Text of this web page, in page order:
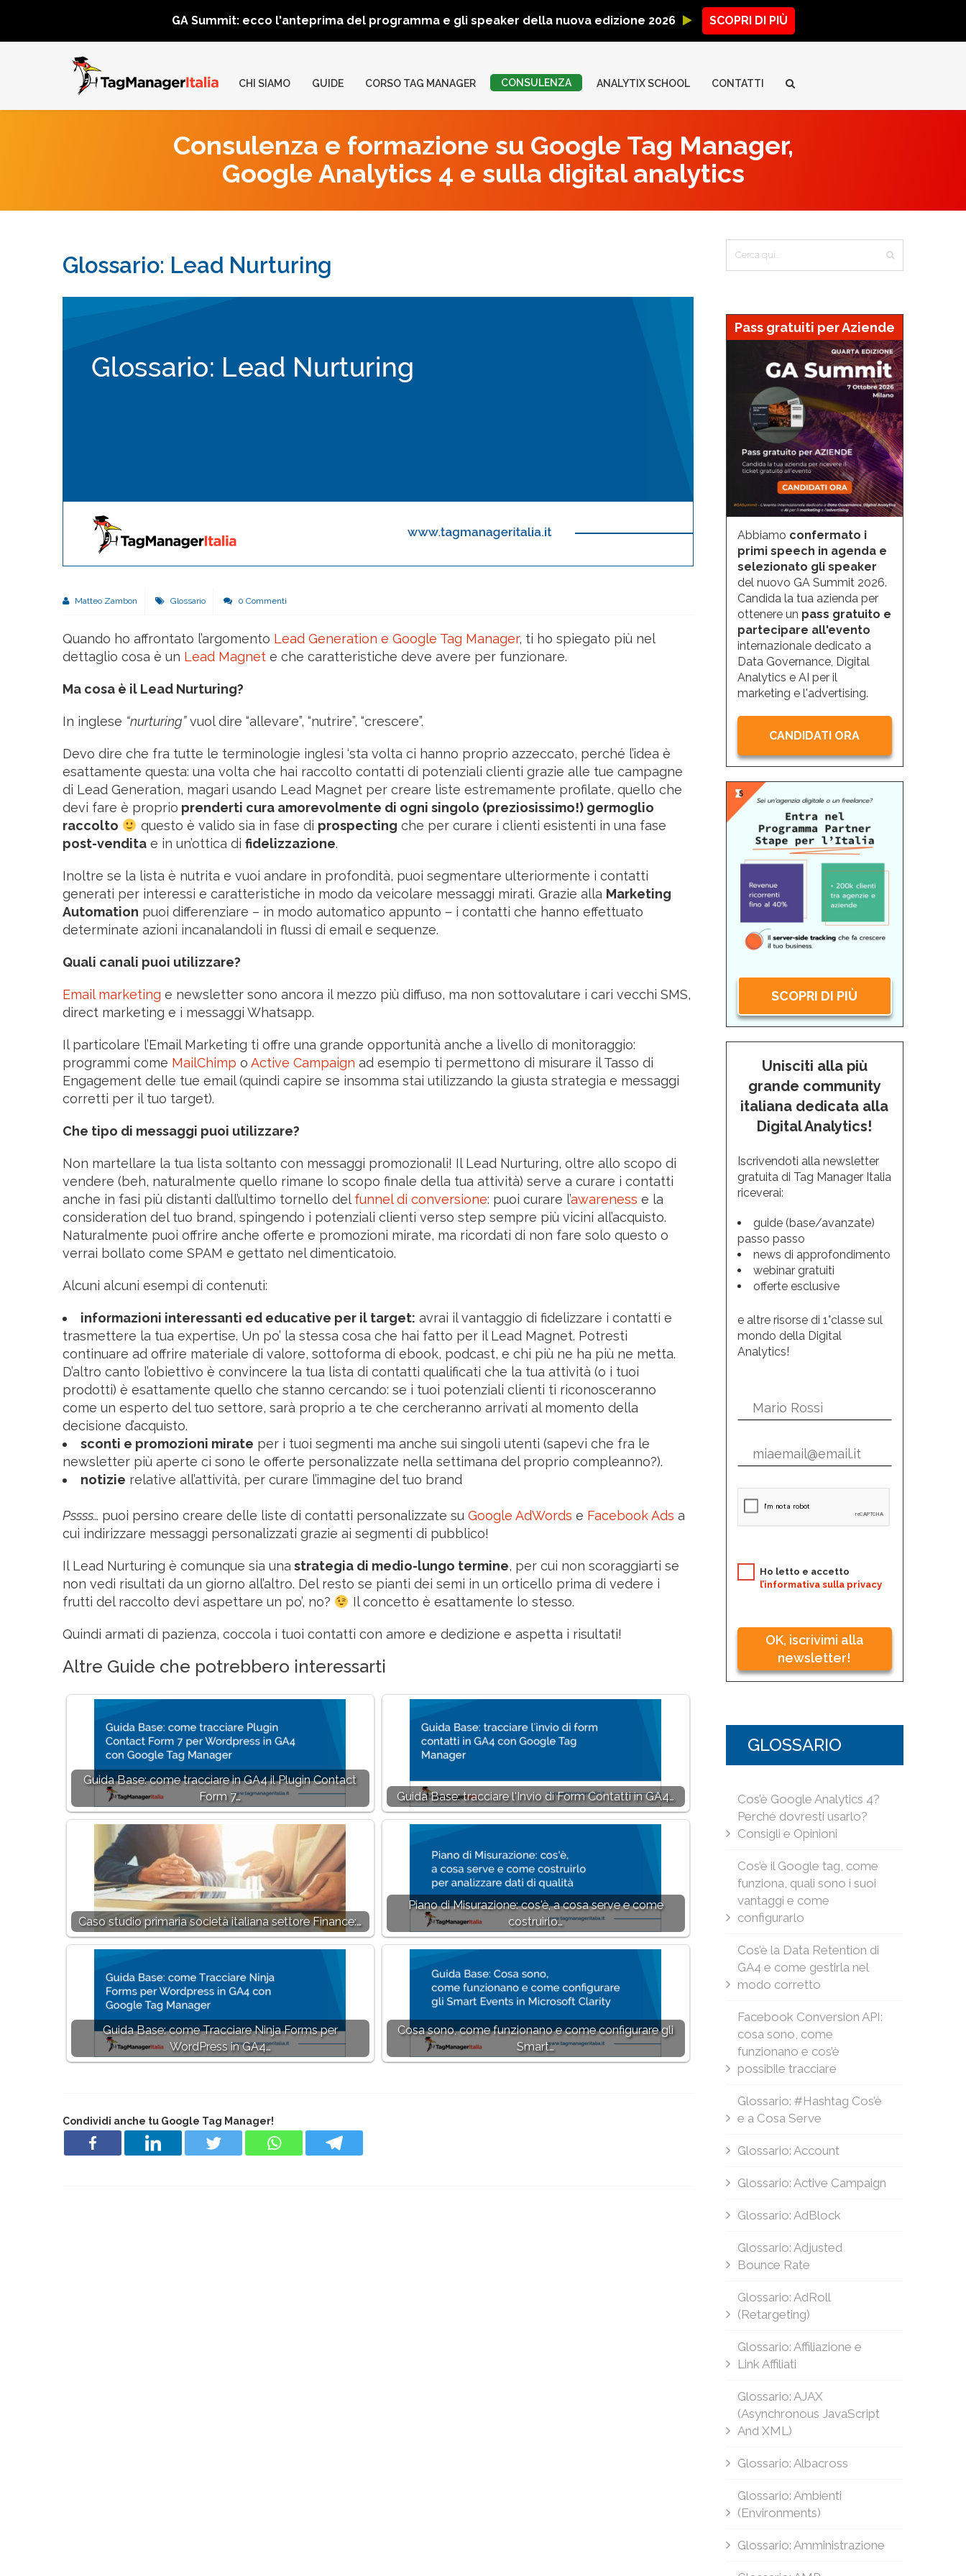
GA Summit: ecco l'anteprima del programma e gli speaker della nuova edizione 2026 SCOPRI DI PIÙ
CHI SIAMO GUIDE CORSO TAG MANAGER CONSULENZA ANALYTIX SCHOOL CONTATTI
Consulenza e formazione su Google Tag Manager,
Google Analytics 4 e sulla digital analytics
Glossario: Lead Nurturing
Matteo Zambon Glossario 0 Commenti
Quando ho affrontato l’argomento Lead Generation e Google Tag Manager, ti ho spiegato più nel
dettaglio cosa è un Lead Magnet e che caratteristiche deve avere per funzionare.
Ma cosa è il Lead Nurturing?
In inglese “nurturing”vuol dire “allevare”, “nutrire”, “crescere”.
Devo dire che fra tutte le terminologie inglesi ‘sta volta ci hanno proprio azzeccato, perché l’idea è
esattamente questa: una volta che hai raccolto contatti di potenziali clienti grazie alle tue campagne
di Lead Generation, magari usando Lead Magnet per creare liste estremamente profilate, quello che
devi fare è proprio prenderti cura amorevolmente di ogni singolo (preziosissimo!) germoglio
raccolto
questo è valido sia in fase di prospecting che per curare i clienti esistenti in una fase
post-vendita e in un’ottica di fidelizzazione.
Inoltre se la lista è nutrita e vuoi andare in profondità, puoi segmentare ulteriormente i contatti
generati per interessi e caratteristiche in modo da veicolare messaggi mirati. Grazie alla Marketing
Automation puoi differenziare – in modo automatico appunto – i contatti che hanno effettuato
determinate azioni incanalandoli in flussi di email e sequenze.
Quali canali puoi utilizzare?
Email marketing e newsletter sono ancora il mezzo più diffuso, ma non sottovalutare i cari vecchi SMS,
direct marketing e i messaggi Whatsapp.
Il particolare l’Email Marketing ti offre una grande opportunità anche a livello di monitoraggio:
programmi come MailChimp o Active Campaign ad esempio ti permettono di misurare il Tasso di
Engagement delle tue email (quindi capire se insomma stai utilizzando la giusta strategia e messaggi
corretti per il tuo target).
Che tipo di messaggi puoi utilizzare?
Non martellare la tua lista soltanto con messaggi promozionali! Il Lead Nurturing, oltre allo scopo di
vendere (beh, naturalmente quello rimane lo scopo finale della tua attività) serve a curare i contatti
anche in fasi più distanti dall’ultimo tornello del funnel di conversione: puoi curare l’awareness e la
consideration del tuo brand, spingendo i potenziali clienti verso step sempre più vicini all’acquisto.
Naturalmente puoi offrire anche offerte e promozioni mirate, ma ricordati di non fare solo questo o
verrai bollato come SPAM e gettato nel dimenticatoio.
Alcuni alcuni esempi di contenuti:
informazioni interessanti ed educative per il target: avrai il vantaggio di fidelizzare i contatti e
trasmettere la tua expertise. Un po’ la stessa cosa che hai fatto per il Lead Magnet. Potresti
continuare ad offrire materiale di valore, sottoforma di ebook, podcast, e chi più ne ha più ne metta.
D’altro canto l’obiettivo è convincere la tua lista di contatti qualificati che la tua attività (o i tuoi
prodotti) è esattamente quello che stanno cercando: se i tuoi potenziali clienti ti riconosceranno
come un esperto del tuo settore, sarà proprio a te che cercheranno arrivati al momento della
decisione d’acquisto.
sconti e promozioni mirate per i tuoi segmenti ma anche sui singoli utenti (sapevi che fra le
newsletter più aperte ci sono le offerte personalizzate nella settimana del proprio compleanno?).
notizie relative all’attività, per curare l’immagine del tuo brand
Pssss… puoi persino creare delle liste di contatti personalizzate su Google AdWords e Facebook Ads a
cui indirizzare messaggi personalizzati grazie ai segmenti di pubblico!
Il Lead Nurturing è comunque sia una strategia di medio-lungo termine, per cui non scoraggiarti se
non vedi risultati da un giorno all’altro. Del resto se pianti dei semi in un orticello prima di vedere i
frutti del raccolto devi aspettare un po’, no?
Il concetto è esattamente lo stesso.
Quindi armati di pazienza, coccola i tuoi contatti con amore e dedizione e aspetta i risultati!
Altre Guide che potrebbero interessarti
Guida Base: come tracciare in GA4 il Plugin Contact
Form 7…
Guida Base: tracciare l'Invio di Form Contatti in GA4…
Caso studio primaria società italiana settore Finance:…
Piano di Misurazione: cos'è, a cosa serve e come
costruirlo…
Guida Base: come Tracciare Ninja Forms per
WordPress in GA4…
Cosa sono, come funzionano e come configurare gli
Smart…
Condividi anche tu Google Tag Manager!
Pass gratuiti per Aziende
Abbiamo confermato i
primi speech in agenda e
selezionato gli speaker
del nuovo GA Summit 2026.
Candida la tua azienda per
ottenere un pass gratuito e
partecipare all'evento
internazionale dedicato a
Data Governance, Digital
Analytics e AI per il
marketing e l'advertising.
CANDIDATI ORA
SCOPRI DI PIÙ
Unisciti alla più
grande community
italiana dedicata alla
Digital Analytics!
Iscrivendoti alla newsletter
gratuita di Tag Manager Italia
riceverai:
guide (base/avanzate)
passo passo
news di approfondimento
webinar gratuiti
offerte esclusive
e altre risorse di 1°classe sul
mondo della Digital
Analytics!
Ho letto e accetto
l’informativa sulla privacy
OK, iscrivimi alla
newsletter!
GLOSSARIO
Cos’è Google Analytics 4?
Perché dovresti usarlo?
Consigli e Opinioni
Cos’è il Google tag, come
funziona, quali sono i suoi
vantaggi e come
configurarlo
Cos’è la Data Retention di
GA4 e come gestirla nel
modo corretto
Facebook Conversion API:
cosa sono, come
funzionano e cos’è
possibile tracciare
Glossario: #Hashtag Cos’è
e a Cosa Serve
Glossario: Account
Glossario: Active Campaign
Glossario: AdBlock
Glossario: Adjusted
Bounce Rate
Glossario: AdRoll
(Retargeting)
Glossario: Affiliazione e
Link Affiliati
Glossario: AJAX
(Asynchronous JavaScript
And XML)
Glossario: Albacross
Glossario: Ambienti
(Environments)
Glossario: Amministrazione